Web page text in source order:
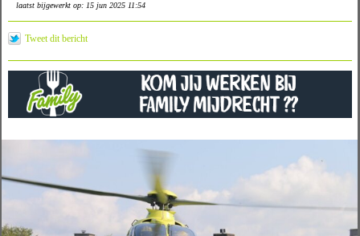
laatst bijgewerkt op: 15 jun 2025 11:54
Tweet dit bericht